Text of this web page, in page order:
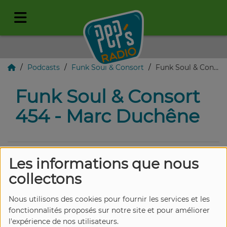
Les informations que nous
collectons
Nous utilisons des cookies pour fournir les services et les
fonctionnalités proposés sur notre site et pour améliorer
l'expérience de nos utilisateurs.
Podcasts Funk Soul & Consort Funk Soul & Consort 454 - Marc Duchêne
Funk Soul & Consort
454 - Marc Duchêne